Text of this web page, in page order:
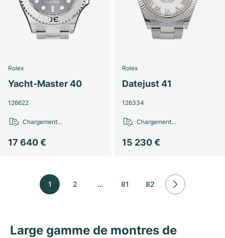
Rolex
Yacht-Master 40
126622
17 640 €
Chargement…
Rolex
Datejust 41
126334
15 230 €
Chargement…
1 2 … 81 82
Large gamme de montres de